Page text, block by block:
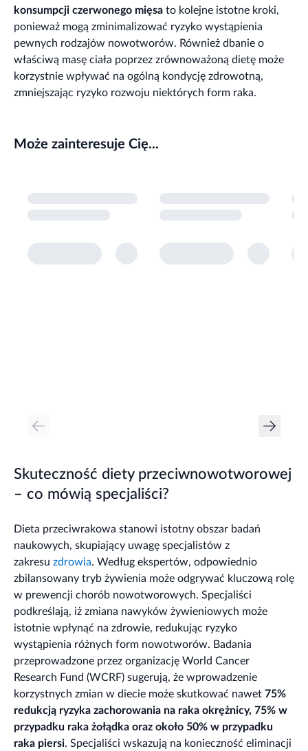
konsumpcji czerwonego mięsa to kolejne istotne kroki,
ponieważ mogą zminimalizować ryzyko wystąpienia
pewnych rodzajów nowotworów. Również dbanie o
właściwą masę ciała poprzez zrównoważoną dietę może
korzystnie wpływać na ogólną kondycję zdrowotną,
zmniejszając ryzyko rozwoju niektórych form raka.
Może zainteresuje Cię...
Skuteczność diety przeciwnowotworowej
– co mówią specjaliści?
Dieta przeciwrakowa stanowi istotny obszar badań
naukowych, skupiający uwagę specjalistów z
zakresu zdrowia. Według ekspertów, odpowiednio
zbilansowany tryb żywienia może odgrywać kluczową rolę
w prewencji chorób nowotworowych. Specjaliści
podkreślają, iż zmiana nawyków żywieniowych może
istotnie wpłynąć na zdrowie, redukując ryzyko
wystąpienia różnych form nowotworów. Badania
przeprowadzone przez organizację World Cancer
Research Fund (WCRF) sugerują, że wprowadzenie
korzystnych zmian w diecie może skutkować nawet 75%
redukcją ryzyka zachorowania na raka okrężnicy, 75% w
przypadku raka żołądka oraz około 50% w przypadku
raka piersi. Specjaliści wskazują na konieczność eliminacji